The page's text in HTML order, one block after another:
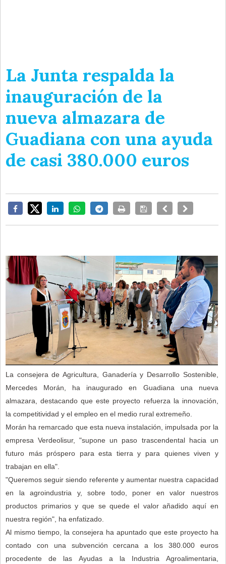
La Junta respalda la
inauguración de la
nueva almazara de
Guadiana con una ayuda
de casi 380.000 euros
La consejera de Agricultura, Ganadería y Desarrollo Sostenible,
Mercedes Morán, ha inaugurado en Guadiana una nueva
almazara, destacando que este proyecto refuerza la innovación,
la competitividad y el empleo en el medio rural extremeño.
Morán ha remarcado que esta nueva instalación, impulsada por la
empresa Verdeolisur, "supone un paso trascendental hacia un
futuro más próspero para esta tierra y para quienes viven y
trabajan en ella".
"Queremos seguir siendo referente y aumentar nuestra capacidad
en la agroindustria y, sobre todo, poner en valor nuestros
productos primarios y que se quede el valor añadido aquí en
nuestra región", ha enfatizado.
Al mismo tiempo, la consejera ha apuntado que este proyecto ha
contado con una subvención cercana a los 380.000 euros
procedente de las Ayudas a la Industria Agroalimentaria,